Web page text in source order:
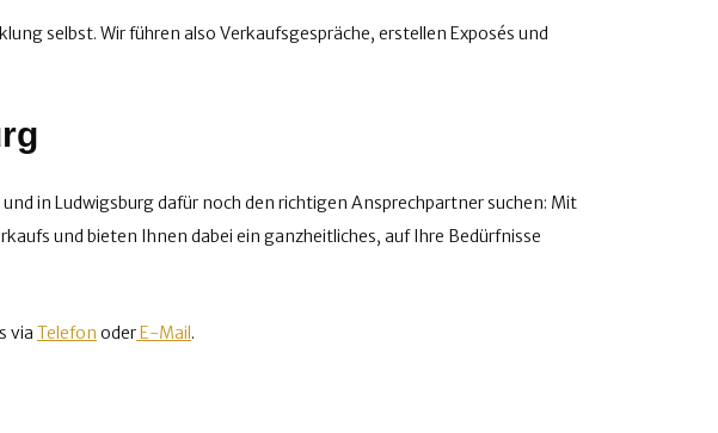
selbst. Wir führen also Verkaufsgespräche, erstellen Exposés und
in Ludwigsburg dafür noch den richtigen Ansprechpartner suchen: Mit
und bieten Ihnen dabei ein ganzheitliches, auf Ihre Bedürfnisse
via Telefon oderE-Mail.